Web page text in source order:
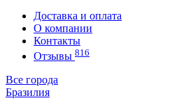
Доставка и оплата
О компании
Контакты
Отзывы 816
Все города
Бразилия